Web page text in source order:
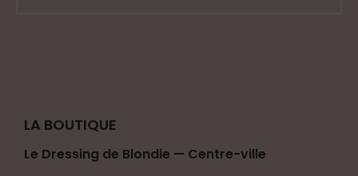
LA BOUTIQUE
Le Dressing de Blondie — Centre-ville